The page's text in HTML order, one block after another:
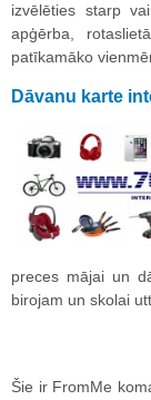
izvēlēties starp
apģērba,
patīkamāko
Dāvanu karte
preces mājai un
birojam un skolai utt.
Šie ir FromMe